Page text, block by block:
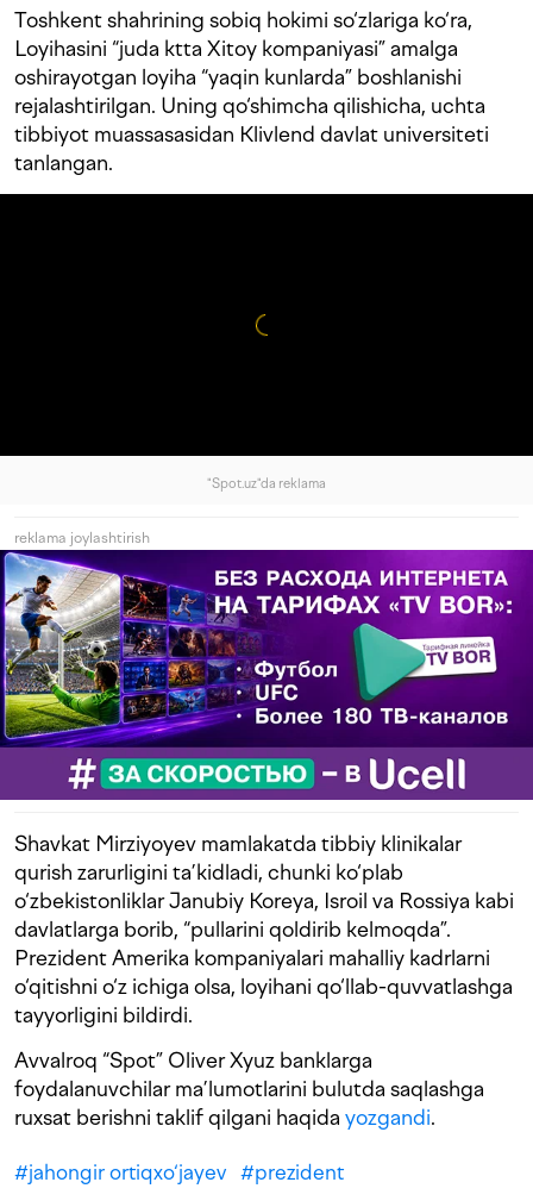
Toshkent shahrining sobiq hokimi so‘zlariga ko‘ra,
Loyihasini “juda ktta Xitoy kompaniyasi” amalga
oshirayotgan loyiha “yaqin kunlarda” boshlanishi
rejalashtirilgan. Uning qo‘shimcha qilishicha, uchta
tibbiyot muassasasidan Klivlend davlat universiteti
tanlangan.
"Spot.uz"da reklama
reklama joylashtirish
Shavkat Mirziyoyev mamlakatda tibbiy klinikalar
qurish zarurligini ta’kidladi, chunki ko‘plab
o‘zbekistonliklar Janubiy Koreya, Isroil va Rossiya kabi
davlatlarga borib, “pullarini qoldirib kelmoqda”.
Prezident Amerika kompaniyalari mahalliy kadrlarni
o‘qitishni o‘z ichiga olsa, loyihani qo‘llab-quvvatlashga
tayyorligini bildirdi.
Avvalroq “Spot” Oliver Xyuz banklarga
foydalanuvchilar ma’lumotlarini bulutda saqlashga
ruxsat berishni taklif qilgani haqida yozgandi.
#jahongir ortiqxo‘jayev #prezident